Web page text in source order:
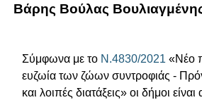
Βάρης Βούλας
Σύμφωνα με το Ν.4830/2021 «Νέο
ευζωία των ζώων συντροφιάς -
και λοιπές διατάξεις» οι δήμοι είναι